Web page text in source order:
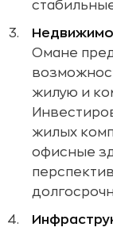
Омане
жилую и
жилых
офисные